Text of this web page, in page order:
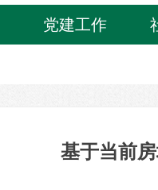
党建工作
基于当前